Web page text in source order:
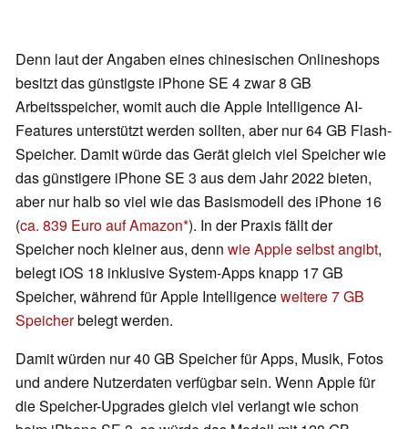
Denn laut der Angaben eines chinesischen Onlineshops
besitzt das günstigste iPhone SE 4 zwar 8 GB
Arbeitsspeicher, womit auch die Apple Intelligence AI-
Features unterstützt werden sollten, aber nur 64 GB Flash-
Speicher. Damit würde das Gerät gleich viel Speicher wie
das günstigere iPhone SE 3 aus dem Jahr 2022 bieten,
aber nur halb so viel wie das Basismodell des iPhone 16
(ca. 839 Euro auf Amazon ). In der Praxis fällt der
Speicher noch kleiner aus, denn wie Apple selbst angibt,
belegt iOS 18 inklusive System-Apps knapp 17 GB
Speicher, während für Apple Intelligenceweitere 7 GB
Speicherbelegt werden.
Damit würden nur 40 GB Speicher für Apps, Musik, Fotos
und andere Nutzerdaten verfügbar sein. Wenn Apple für
die Speicher-Upgrades gleich viel verlangt wie schon